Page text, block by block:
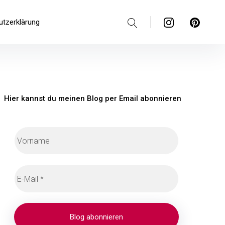
InstagramPinterest
Hier kannst du meinen Blog per Email abonnieren